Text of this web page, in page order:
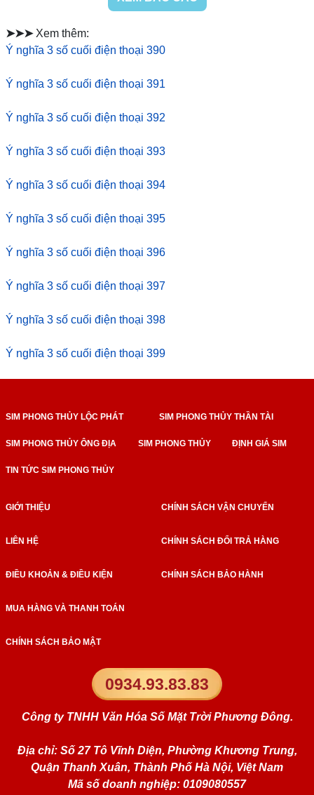
➤➤➤ Xem thêm:
Ý nghĩa 3 số cuối điện thoại 390
Ý nghĩa 3 số cuối điện thoại 391
Ý nghĩa 3 số cuối điện thoại 392
Ý nghĩa 3 số cuối điện thoại 393
Ý nghĩa 3 số cuối điện thoại 394
Ý nghĩa 3 số cuối điện thoại 395
Ý nghĩa 3 số cuối điện thoại 396
Ý nghĩa 3 số cuối điện thoại 397
Ý nghĩa 3 số cuối điện thoại 398
Ý nghĩa 3 số cuối điện thoại 399
SIM PHONG THỦY LỘC PHÁT SIM PHONG THỦY THẦN TÀI
SIM PHONG THỦY ÔNG ĐỊA SIM PHONG THỦY ĐỊNH GIÁ SIM
TIN TỨC SIM PHONG THỦY
0934.93.83.83
Công ty TNHH Văn Hóa Số Mặt Trời Phương Đông.
Địa chỉ: Số 27 Tô Vĩnh Diện, Phường Khương Trung,
Quận Thanh Xuân, Thành Phố Hà Nội, Việt Nam
Mã số doanh nghiệp: 0109080557
GIỚI THIỆU
LIÊN HỆ
ĐIỀU KHOẢN & ĐIỀU KIỆN
MUA HÀNG VÀ THANH TOÁN
CHÍNH SÁCH BẢO MẬT
CHÍNH SÁCH VẬN CHUYỂN
CHÍNH SÁCH ĐỔI TRẢ HÀNG
CHÍNH SÁCH BẢO HÀNH